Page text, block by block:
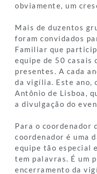
obviamente, um
Mais de duzentos
foram convidados
Familiar que
equipe de 50 casais
presentes. A cada
da vigília. Este ano,
Antônio de Lisboa,
a divulgação do
Para o coordenador
coordenador é uma
equipe tão especial
tem palavras. É um
encerramento da